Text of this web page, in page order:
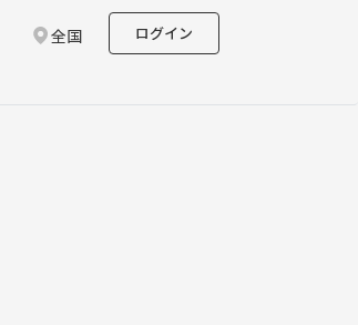
全国 ログイン